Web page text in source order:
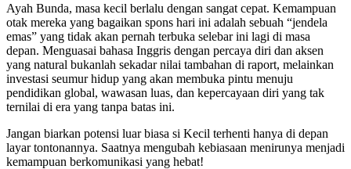
Ayah Bunda, masa kecil berlalu dengan sangat cepat. Kemampuan
otak mereka yang bagaikan spons hari ini adalah sebuah “jendela
emas” yang tidak akan pernah terbuka selebar ini lagi di masa
depan. Menguasai bahasa Inggris dengan percaya diri dan aksen
yang natural bukanlah sekadar nilai tambahan di raport, melainkan
investasi seumur hidup yang akan membuka pintu menuju
pendidikan global, wawasan luas, dan kepercayaan diri yang tak
ternilai di era yang tanpa batas ini.
Jangan biarkan potensi luar biasa si Kecil terhenti hanya di depan
layar tontonannya. Saatnya mengubah kebiasaan menirunya menjadi
kemampuan berkomunikasi yang hebat!